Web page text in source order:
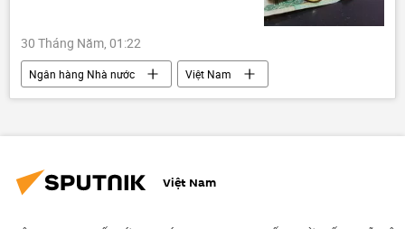
30 Tháng Năm, 01:22
Ngân hàng Nhà nước
Việt Nam
Vinhomes
thông tin
bất động sản
Việt Nam